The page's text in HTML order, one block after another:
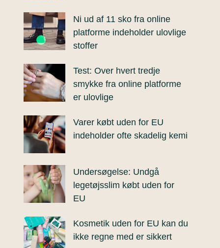
Ni ud af 11 sko fra online
platforme indeholder ulovlige
stoffer
Test: Over hvert tredje
smykke fra online platforme
er ulovlige
Varer købt uden for EU
indeholder ofte skadelig kemi
Undersøgelse: Undgå
legetøjsslim købt uden for
EU
Kosmetik uden for EU kan du
ikke regne med er sikkert